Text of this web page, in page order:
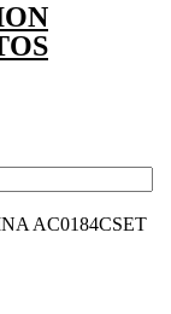
AC0184CSET